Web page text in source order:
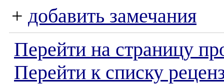
+ добавить замечания
Перейти на страницу
Перейти к списку